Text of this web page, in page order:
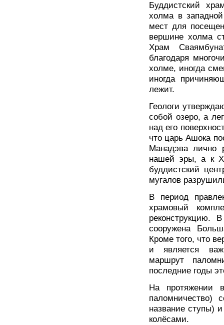
Буддистский
холма в
мест для
вершине холма
Храм
благодаря
холме, иногда
иногда
лежит.
Геологи
собой озеро, а
над его
что царь Ашока
Манадэва лично
нашей эры, а к
буддистский
мугалов
В период
храмовый
реконструкцию.
сооружена
Кроме того, что
и является
маршрут
последние годы
На протяжении
паломничество)
название ступы)
колёсами.